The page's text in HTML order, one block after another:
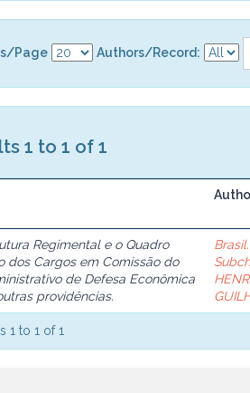
Page Authors/Record:
1 to 1 of 1
Regimental e o Quadro
dos Cargos em Comissão do
de Defesa Econômica
providências.
1 to 1 of 1